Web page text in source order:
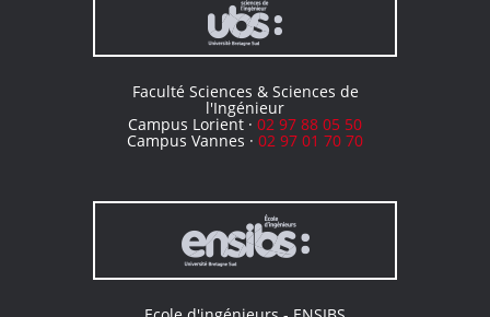
Faculté Sciences & Sciences de
l'Ingénieur
Campus Lorient · 02 97 88 05 50
Campus Vannes · 02 97 01 70 70